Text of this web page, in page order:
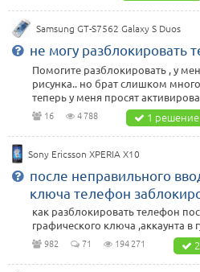
Samsung GT-S7562 Galaxy S Duos
не могу разблокировать
Помогите разблокировать , у
рисунка.. но брат слишком
теперь у меня просят
16 4 788 1 решение
Sony Ericsson XPERIA X10
после неправильного
ключа телефон
как разблокировать телефон
графического ключа ,аккаунта в
982 71 194 271